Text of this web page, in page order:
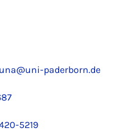
paderborn.de
5219